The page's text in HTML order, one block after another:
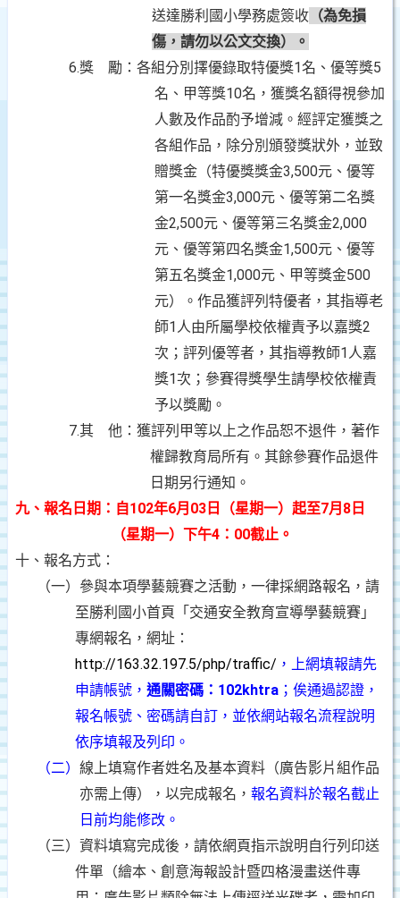
送達勝利國小學務處簽收（為免損
傷，請勿以公文交換）。
6.獎
勵：各組分別擇優錄取特優獎1名、優等獎5
名、甲等獎10名，獲獎名額得視參加
人數及作品酌予增減。經評定獲獎之
各組作品，除分別頒發獎狀外，並致
贈獎金（特優獎獎金3,500元、優等
第一名獎金3,000元、優等第二名獎
金2,500元、優等第三名獎金2,000
元、優等第四名獎金1,500元、優等
第五名獎金1,000元、甲等獎金500
元）。作品獲評列特優者，其指導老
師1人由所屬學校依權責予以嘉獎2
次；評列優等者，其指導教師1人嘉
獎1次；參賽得獎學生請學校依權責
予以獎勵。
7.其
他：獲評列甲等以上之作品恕不退件，著作
權歸教育局所有。其餘參賽作品退件
日期另行通知。
九、報名日期：自102年6月03日（星期一）起至7月8日
（星期一）下午4：00截止。
十、報名方式：
（一）參與本項學藝競賽之活動，一律採網路報名，請
至勝利國小首頁「交通安全教育宣導學藝競賽」
專網報名，網址：
http://163.32.197.5/php/traffic/ ， 上網填報請先
申請帳號，通關密碼：102khtra ；俟通過認證，
報名帳號、密碼請自訂，並依網站報名流程說明
依序填報及列印。
（二） 線上填寫作者姓名及基本資料（廣告影片組作品
亦需上傳），以完成報名， 報名資料於報名截止
日前均能修改。
（三）資料填寫完成後，請依網頁指示說明自行列印送
件單（繪本、創意海報設計暨四格漫畫送件專